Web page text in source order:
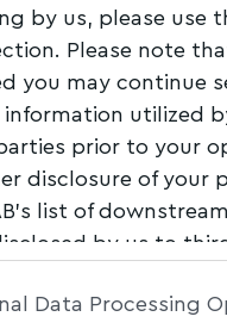
by us, please use
Please note
you may continue
information utilized
prior to your
disclosure of your
list of
by us to
Data Processing